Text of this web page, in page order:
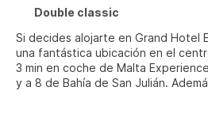
Double classic
Si decides alojarte en Grand Hotel
una fantástica ubicación en el
3 min en coche de Malta
y a 8 de Bahía de San Julián. Además, este hotel de playa